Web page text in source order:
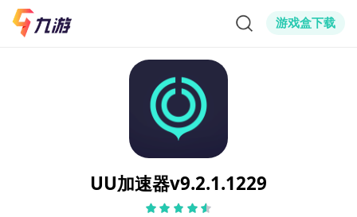
游戏盒下载
UU加速器v9.2.1.1229